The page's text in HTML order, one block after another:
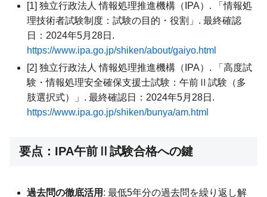
[1] 独立行政法人 情報処理推進機構（IPA）. 「情報処
理技術者試験制度：試験の目的・役割」. 最終確認
日：2024年5月28日.
https://www.ipa.go.jp/shiken/about/gaiyo.html
[2] 独立行政法人 情報処理推進機構（IPA）. 「高度試
験・情報処理安全確保支援士試験：午前Ⅱ試験（多
肢選択式）」. 最終確認日：2024年5月28日.
https://www.ipa.go.jp/shiken/bunya/am.html
要点：IPA午前Ⅱ試験合格への鍵
過去問の徹底活用 : 最低5年分の過去問を繰り返し解